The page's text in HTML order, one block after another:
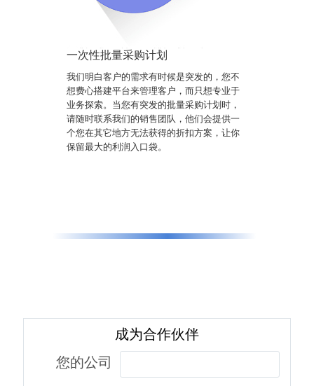
一次性批量采购计划
我们明白客户的需求有时候是突发的，您不
想费心搭建平台来管理客户，而只想专业于
业务探索。当您有突发的批量采购计划时，
请随时联系我们的销售团队，他们会提供一
个您在其它地方无法获得的折扣方案，让你
保留最大的利润入口袋。
成为合作伙伴
您的公司